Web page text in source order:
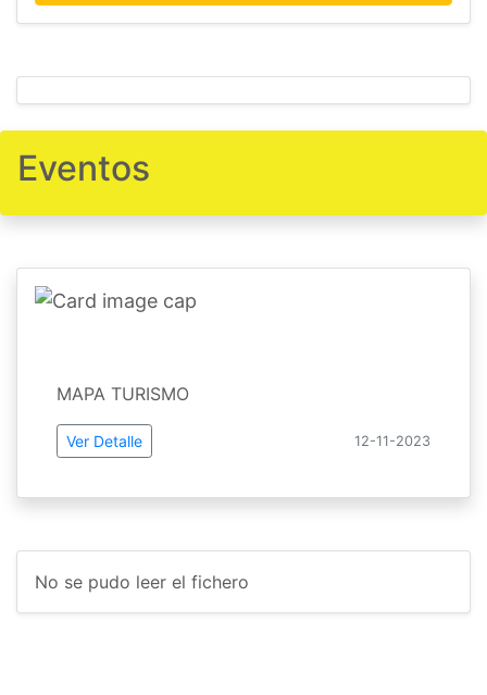
Eventos
MAPA TURISMO
Ver Detalle 12-11-2023
No se pudo leer el fichero